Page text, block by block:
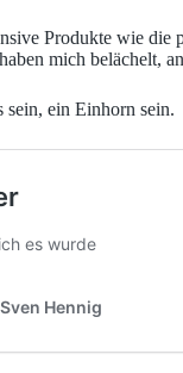
Produkte wie
mich belächelt,
sein, ein Einhorn sein.